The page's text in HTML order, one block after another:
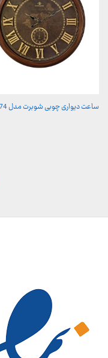
ساعت دیواری چوبی شوبرت مدل 6774